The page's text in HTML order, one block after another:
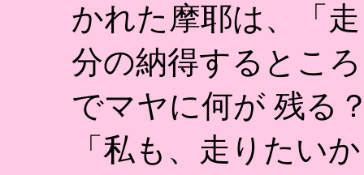
かれた摩耶は、「
分の納得するとこ
でマヤに何が 残る
「私も、走りたい